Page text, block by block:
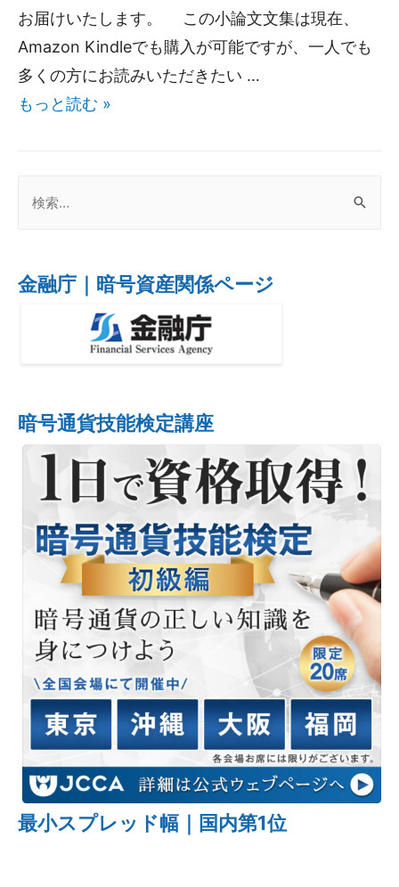
お届けいたします。 この小論文文集は現在、
Amazon Kindleでも購入が可能ですが、一人でも
多くの方にお読みいただきたい …
もっと読む »
金融庁｜暗号資産関係ページ
暗号通貨技能検定講座
最小スプレッド幅｜国内第1位